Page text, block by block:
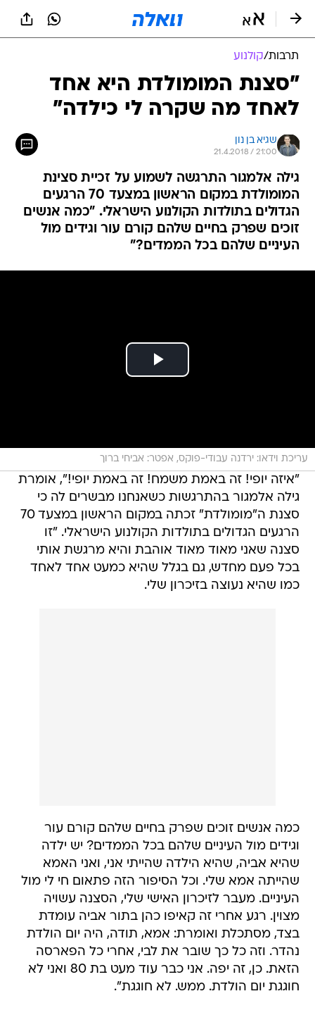
תרבות/קולנוע
"סצנת המומולדת היא אחד
לאחד מה שקרה לי כילדה"
שגיא בן נון
21.4.2018 / 21:00
גילה אלמגור התרגשה לשמוע על זכיית סצינת
המומולדת במקום הראשון במצעד 70 הרגעים
הגדולים בתולדות הקולנוע הישראלי. "כמה אנשים
זוכים שפרק בחיים שלהם קורם עור וגידים מול
העיניים שלהם בכל הממדים?"
עריכת וידאו: ירדנה עבודי-פוקס, אפטר: אביחי ברוך
"איזה יופי! זה באמת משמח! זה באמת יופי!", אומרת
גילה אלמגור בהתרגשות כשאנחנו מבשרים לה כי
סצנת ה"מומולדת" זכתה במקום הראשון במצעד 70
הרגעים הגדולים בתולדות הקולנוע הישראלי. "זו
סצנה שאני מאוד מאוד אוהבת והיא מרגשת אותי
בכל פעם מחדש, גם בגלל שהיא כמעט אחד לאחד
כמו שהיא נעוצה בזיכרון שלי.
כמה אנשים זוכים שפרק בחיים שלהם קורם עור
וגידים מול העיניים שלהם בכל הממדים? יש ילדה
שהיא אביה, שהיא הילדה שהייתי אני, ואני האמא
שהייתה אמא שלי. וכל הסיפור הזה פתאום חי לי מול
העיניים. מעבר לזיכרון האישי שלי, הסצנה עשויה
מצוין. רגע אחרי זה קאיפו כהן בתור אביה עומדת
בצד, מסתכלת ואומרת: אמא, תודה, היה יום הולדת
נהדר. וזה כל כך שובר את לבי, אחרי כל הפארסה
הזאת. כן, זה יפה. אני כבר עוד מעט בת 80 ואני לא
חוגגת יום הולדת. ממש. לא חוגגת".